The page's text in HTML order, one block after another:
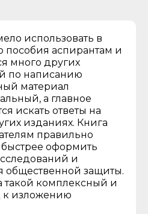
использовать в
пособия аспирантам и
много других
по написанию
материал
а главное
искать ответы на
изданиях. Книга
правильно
оформить
и
общественной защиты.
такой комплексный и
к изложению